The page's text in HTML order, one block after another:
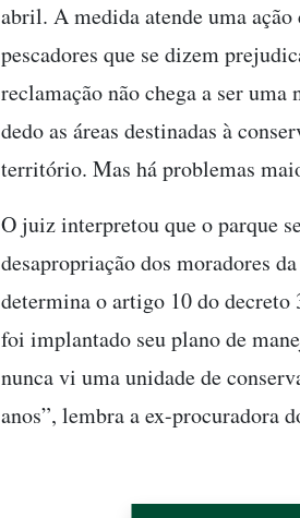
abril. A medida atende uma
pescadores que se dizem
reclamação não chega a ser
dedo as áreas destinadas à
território. Mas há problemas
O juiz interpretou que o parque
desapropriação dos moradores
determina o artigo 10 do
foi implantado seu plano de
nunca vi uma unidade de
anos”, lembra a ex-procuradora